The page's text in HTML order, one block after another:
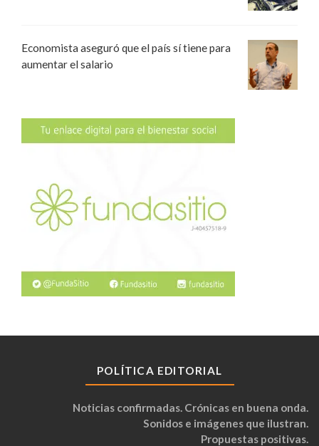
Economista aseguró que el país sí tiene para
aumentar el salario
POLÍTICA EDITORIAL
Noticias confirmadas. Crónicas en buena onda.
Sonidos e imágenes que ilustran.
Propuestas positivas.